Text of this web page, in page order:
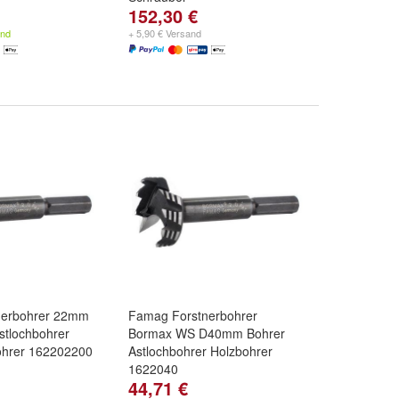
152,30 €
+ 5,90 € Versand
22mm
162202200
Famag Forstnerbohrer
Bormax WS D40mm Bohrer
Astlochbohrer Holzbohrer
1622040
44,71 €